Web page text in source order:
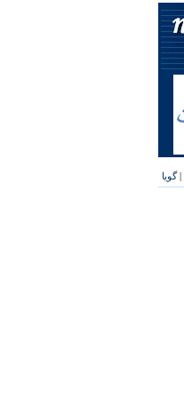
|گویا